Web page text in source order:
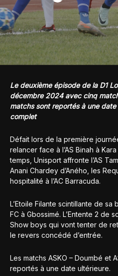
Le deuxième épisode de la D1
décembre 2024 avec cinq
matchs sont reportés à une
complet
Défait lors de la première
relancer face à l’AS Binah à
temps, Unisport affronte l’AS
Anani Chardey d’Aného, les
hospitalité à l’AC Barracuda.
L’Etoile Filante scintillante de
FC à Gbossimé. L’Entente 2 de
Show boys qui vont tenter de
le revers concédé d’entrée.
Les matchs ASKO – Doumbé et
reportés à une date ultérieure.